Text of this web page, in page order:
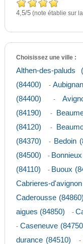
4,5/5(note établie sur
Choisissez une ville :
Althen-des-paluds
(84400)
-
(84400)
-
(84190)
-
(84120)
-
(84370)
- Bedoin
(84500)
-
(84110)
- Buoux
Cabrieres-
Caderousse (84860)
aigues (84850)
-
- Caseneuve
durance (84510)